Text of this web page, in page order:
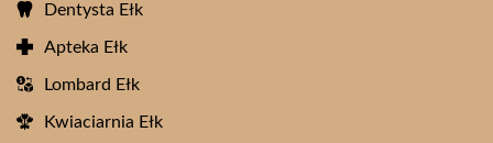
Dentysta Ełk
Apteka Ełk
Lombard Ełk
Kwiaciarnia Ełk